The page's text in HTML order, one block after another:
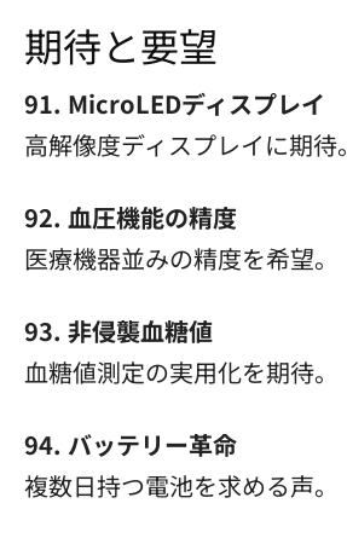
期待と要望
91. MicroLEDディスプレイ
高解像度ディスプレイに期待。
92. 血圧機能の精度
医療機器並みの精度を希望。
93. 非侵襲血糖値
血糖値測定の実用化を期待。
94. バッテリー革命
複数日持つ電池を求める声。